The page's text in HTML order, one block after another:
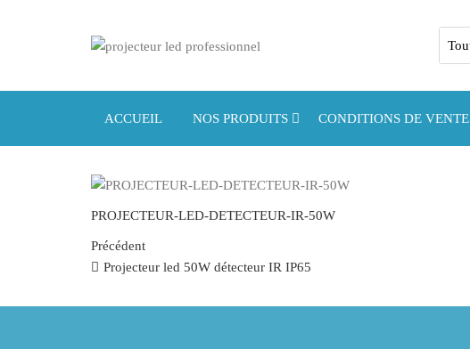
ACCUEIL NOS PRODUITS CONDITIONS DE VENTE
PROJECTEUR-LED-DETECTEUR-IR-50W
Navigation de l’article
Article précédent
Précédent
Projecteur led 50W détecteur IR IP65